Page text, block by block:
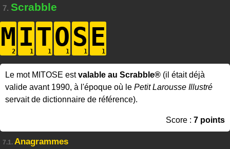
7. Scrabble
MITOS E
Le mot MITOSE estvalable au Scrabble® (il était déjà
valide avant 1990, à l'époque où le Petit Larousse Illustré
servait de dictionnaire de référence).
Score : 7 points
7.1. Anagrammes